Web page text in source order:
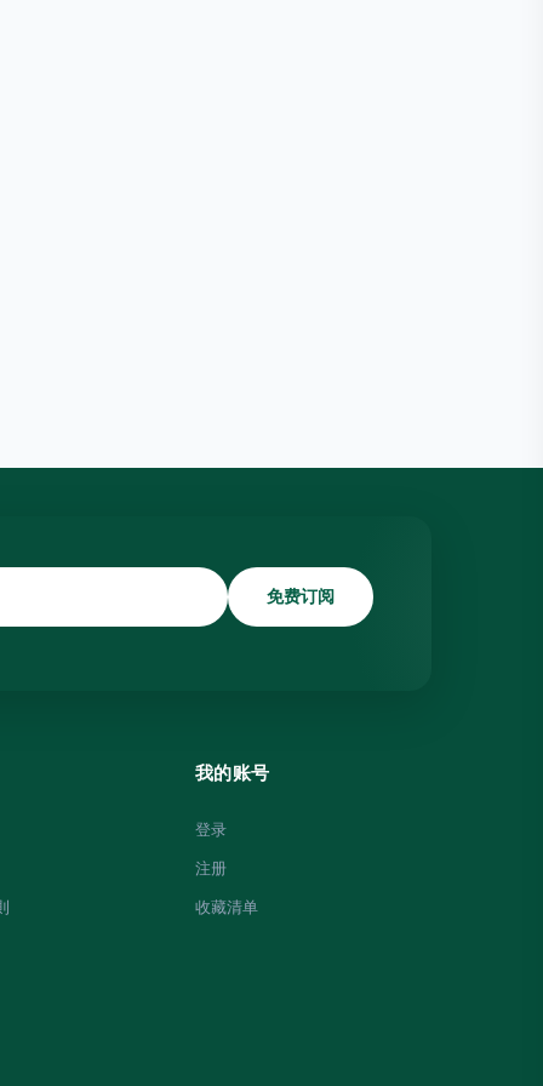
免费订阅
我的账号
登录
注册
收藏清单